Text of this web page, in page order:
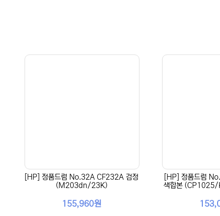
[HP] 정품드럼 No.32A CF232A 검정
(M203dn/23K)
155,960원
[HP] 정품드럼
색합본